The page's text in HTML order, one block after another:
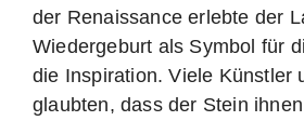
der Renaissance erlebte der
Wiedergeburt als Symbol für
die Inspiration. Viele Künstler
glaubten, dass der Stein